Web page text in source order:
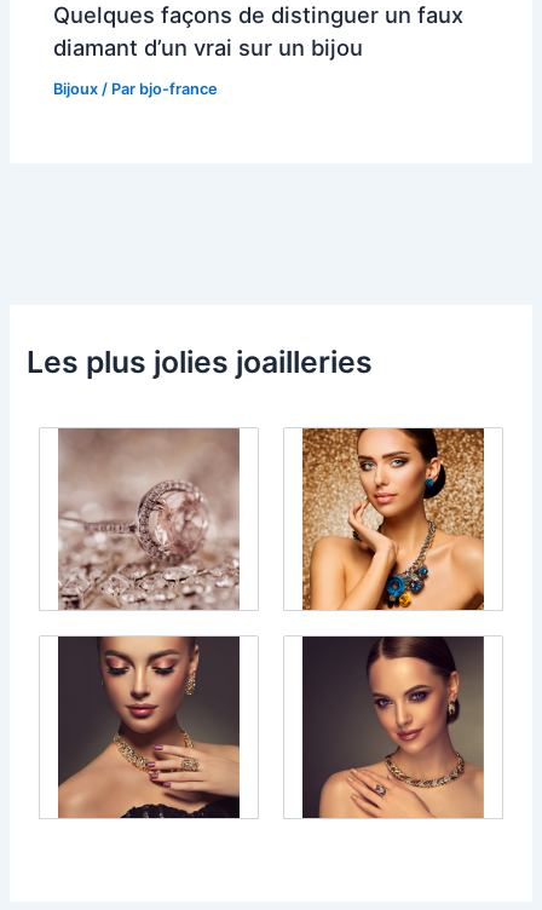
Quelques façons de distinguer un faux
diamant d’un vrai sur un bijou
Bijoux / Par bjo-france
Les plus jolies joailleries